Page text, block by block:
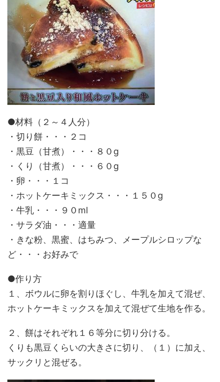
●材料（２～４人分）
・切り餅・・・２コ
・黒豆（甘煮）・・・８０g
・くり（甘煮）・・・６０g
・卵・・・１コ
・ホットケーキミックス・・・１５０g
・牛乳・・・９０ml
・サラダ油・・・適量
・きな粉、黒蜜、はちみつ、メープルシロップな
ど・・・お好みで
●作り方
１、ボウルに卵を割りほぐし、牛乳を加えて混ぜ、
ホットケーキミックスを加えて混ぜて生地を作る。
２、餅はそれぞれ１６等分に切り分ける。
くりも黒豆くらいの大きさに切り、（１）に加え、
サックリと混ぜる。